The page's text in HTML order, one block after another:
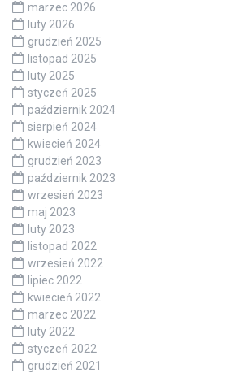
marzec 2026
luty 2026
grudzień 2025
listopad 2025
luty 2025
styczeń 2025
październik 2024
sierpień 2024
kwiecień 2024
grudzień 2023
październik 2023
wrzesień 2023
maj 2023
luty 2023
listopad 2022
wrzesień 2022
lipiec 2022
kwiecień 2022
marzec 2022
luty 2022
styczeń 2022
grudzień 2021